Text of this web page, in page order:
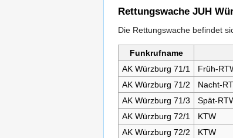
Rettungswache JUH
Die Rettungswache befindet
Funkrufname
AK Würzburg 71/1
Früh-
AK Würzburg 71/2
Nacht-
AK Würzburg 71/3
Spät-
AK Würzburg 72/1
KTW
AK Würzburg 72/2
KTW